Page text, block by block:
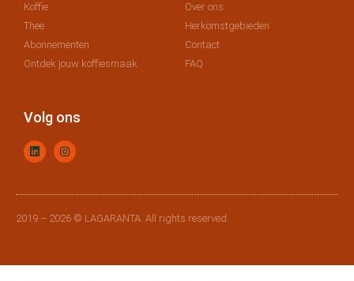
Koffie
Thee
Abonnementen
Ontdek jouw koffiesmaak
Over ons
Herkomstgebieden
Contact
FAQ
Volg ons
2019 – 2026 © LAGARANTA. All rights reserved.